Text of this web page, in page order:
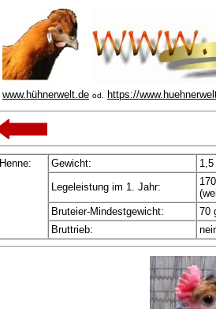
www.hühnerwelt.de od. https://
Henne: Gewicht:
Legeleistung im 1. Jahr:
Bruteier-Mindestgewicht:
70
Bruttrieb: